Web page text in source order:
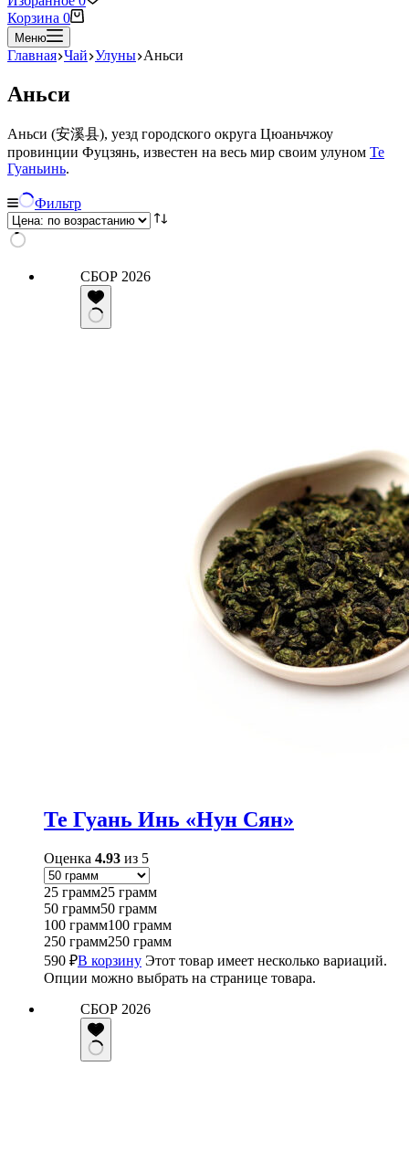
Корзина 0
Меню
Главная Чай Улуны Аньси
Аньси
Аньси (安溪县), уезд городского округа Цюаньчжоу
провинции Фуцзянь, известен на весь мир своим улуном Те
Гуаньинь.
Фильтр
СБОР 2026
Те Гуань Инь «Нун Сян»
Оценка 4.93 из 5
25 грамм25 грамм
50 грамм50 грамм
100 грамм100 грамм
250 грамм250 грамм
590 ₽В корзину Этот товар имеет несколько вариаций.
Опции можно выбрать на странице товара.
СБОР 2026